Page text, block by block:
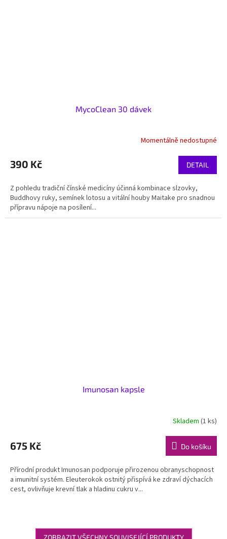
MycoClean 30 dávek
Momentálně nedostupné
390 Kč DETAIL
Z pohledu tradiční čínské medicíny účinná kombinace slzovky,
Buddhovy ruky, semínek lotosu a vitální houby Maitake pro snadnou
přípravu nápoje na posílení...
Imunosan kapsle
Skladem (1 ks)
675 Kč Do košíku
Přírodní produkt Imunosan podporuje přirozenou obranyschopnost
a imunitní systém. Eleuterokok ostnitý přispívá ke zdraví dýchacích
cest, ovlivňuje krevní tlak a hladinu cukru v...